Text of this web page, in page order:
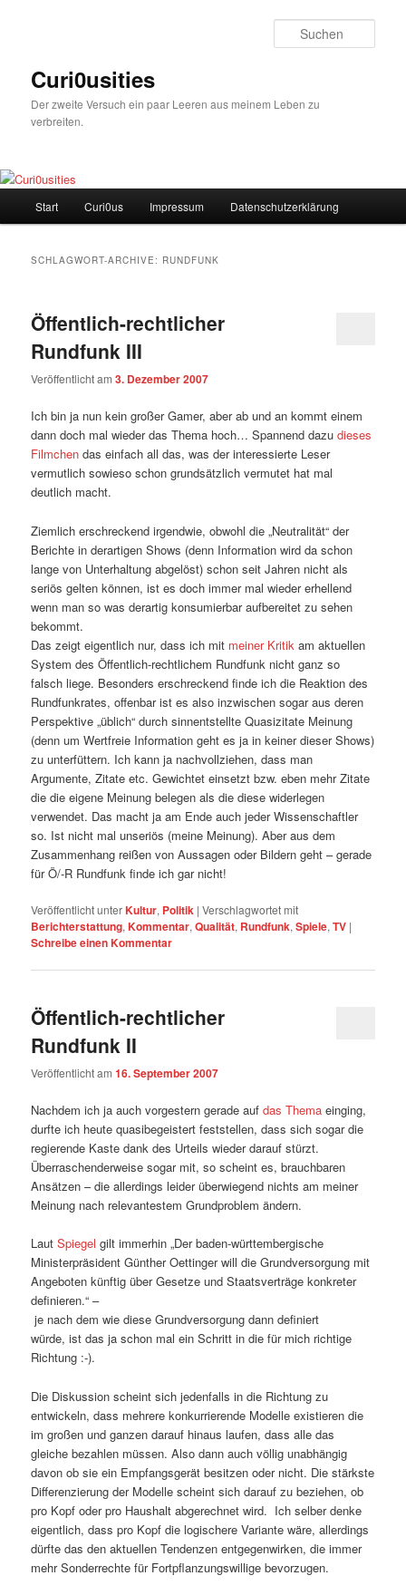
Curi0usities
Der zweite Versuch ein paar Leeren aus meinem Leben zu
verbreiten.
Start Curi0us Impressum Datenschutzerklärung
SCHLAGWORT-ARCHIVE: RUNDFUNK
Öffentlich-rechtlicher
Rundfunk III
Veröffentlicht am3. Dezember 2007
Ich bin ja nun kein großer Gamer, aber ab und an kommt einem
dann doch mal wieder das Thema hoch… Spannend dazu dieses
Filmchen das einfach all das, was der interessierte Leser
vermutlich sowieso schon grundsätzlich vermutet hat mal
deutlich macht.
Ziemlich erschreckend irgendwie, obwohl die „Neutralität“ der
Berichte in derartigen Shows (denn Information wird da schon
lange von Unterhaltung abgelöst) schon seit Jahren nicht als
seriös gelten können, ist es doch immer mal wieder erhellend
wenn man so was derartig konsumierbar aufbereitet zu sehen
bekommt.
Das zeigt eigentlich nur, dass ich mit meiner Kritik am aktuellen
System des Öffentlich-rechtlichem Rundfunk nicht ganz so
falsch liege. Besonders erschreckend finde ich die Reaktion des
Rundfunkrates, offenbar ist es also inzwischen sogar aus deren
Perspektive „üblich“ durch sinnentstellte Quasizitate Meinung
(denn um Wertfreie Information geht es ja in keiner dieser Shows)
zu unterfüttern. Ich kann ja nachvollziehen, dass man
Argumente, Zitate etc. Gewichtet einsetzt bzw. eben mehr Zitate
die die eigene Meinung belegen als die diese widerlegen
verwendet. Das macht ja am Ende auch jeder Wissenschaftler
so. Ist nicht mal unseriös (meine Meinung). Aber aus dem
Zusammenhang reißen von Aussagen oder Bildern geht – gerade
für Ö/-R Rundfunk finde ich gar nicht!
Veröffentlicht unterKultur, Politik |Verschlagwortet mit
Berichterstattung,Kommentar,Qualität, Rundfunk,Spiele,TV |
Schreibe einen Kommentar
Öffentlich-rechtlicher
Rundfunk II
Veröffentlicht am16. September 2007
Nachdem ich ja auch vorgestern gerade aufdas Thema einging,
durfte ich heute quasibegeistert feststellen, dass sich sogar die
regierende Kaste dank des Urteils wieder darauf stürzt.
Überraschenderweise sogar mit, so scheint es, brauchbaren
Ansätzen – die allerdings leider überwiegend nichts am meiner
Meinung nach relevantestem Grundproblem ändern.
LautSpiegel gilt immerhin „Der baden-württembergische
Ministerpräsident Günther Oettinger will die Grundversorgung mit
Angeboten künftig über Gesetze und Staatsverträge konkreter
definieren.“ –
je nach dem wie diese Grundversorgung dann definiert
würde, ist das ja schon mal ein Schritt in die für mich richtige
Richtung :-).
Die Diskussion scheint sich jedenfalls in die Richtung zu
entwickeln, dass mehrere konkurrierende Modelle existieren die
im großen und ganzen darauf hinaus laufen, dass alle das
gleiche bezahlen müssen. Also dann auch völlig unabhängig
davon ob sie ein Empfangsgerät besitzen oder nicht. Die stärkste
Differenzierung der Modelle scheint sich darauf zu beziehen, ob
pro Kopf oder pro Haushalt abgerechnet wird. Ich selber denke
eigentlich, dass pro Kopf die logischere Variante wäre, allerdings
dürfte das den aktuellen Tendenzen entgegenwirken, die immer
mehr Sonderrechte für Fortpflanzungswillige bevorzugen.